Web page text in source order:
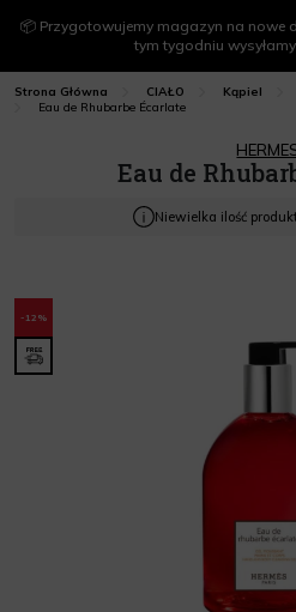
📦 Przygotowujemy magazyn na nowe
tym tygodniu
Strona Główna CIAŁO Kąpiel
Eau de Rhubarbe Écarlate
Eau de
Niewielka ilość
-12%